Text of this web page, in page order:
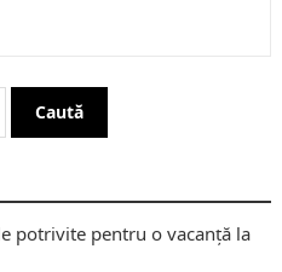
potrivite pentru o vacanță la